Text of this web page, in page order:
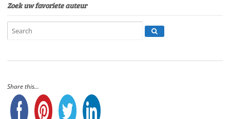
Zoek uw favoriete auteur
Share this...